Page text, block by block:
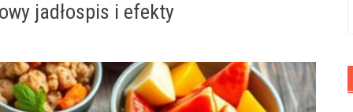
jadłospis i efekty